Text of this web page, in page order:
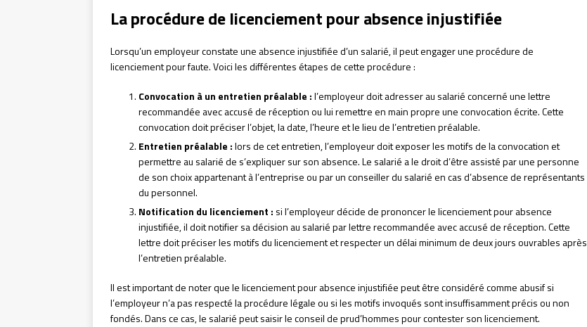
La procédure de licenciement pour absence injustifiée
Lorsqu’un employeur constate une absence injustifiée d’un salarié, il peut engager une procédure de
licenciement pour faute. Voici les différentes étapes de cette procédure :
Convocation à un entretien préalable :l’employeur doit adresser au salarié concerné une lettre
recommandée avec accusé de réception ou lui remettre en main propre une convocation écrite. Cette
convocation doit préciser l’objet, la date, l’heure et le lieu de l’entretien préalable.
Entretien préalable :lors de cet entretien, l’employeur doit exposer les motifs de la convocation et
permettre au salarié de s’expliquer sur son absence. Le salarié a le droit d’être assisté par une personne
de son choix appartenant à l’entreprise ou par un conseiller du salarié en cas d’absence de représentants
du personnel.
Notification du licenciement : si l’employeur décide de prononcer le licenciement pour absence
injustifiée, il doit notifier sa décision au salarié par lettre recommandée avec accusé de réception. Cette
lettre doit préciser les motifs du licenciement et respecter un délai minimum de deux jours ouvrables après
l’entretien préalable.
Il est important de noter que le licenciement pour absence injustifiée peut être considéré comme abusif si
l’employeur n’a pas respecté la procédure légale ou si les motifs invoqués sont insuffisamment précis ou non
fondés. Dans ce cas, le salarié peut saisir le conseil de prud’hommes pour contester son licenciement.